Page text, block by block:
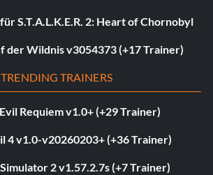
S.T.A.L.K.E.R. 2: Heart of Chornobyl
der Wildnis v3054373 (+17 Trainer)
TRENDING TRAINERS
Requiem v1.0+ (+29 Trainer)
4 v1.0-v20260203+ (+36 Trainer)
2 v1.57.2.7s (+7 Trainer)